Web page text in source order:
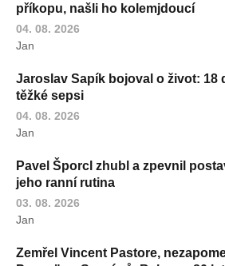
příkopu, našli ho kolemjdoucí
04. 08. 2026
Jan
Jaroslav Sapík bojoval o život: 18
těžké sepsi
04. 08. 2026
Jan
Pavel Šporcl zhubl a zpevnil
jeho ranní rutina
03. 08. 2026
Jan
Zemřel Vincent Pastore,